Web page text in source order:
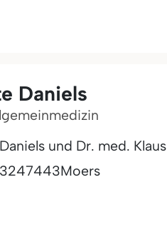
Daniels
und Dr. med.
47443Moers